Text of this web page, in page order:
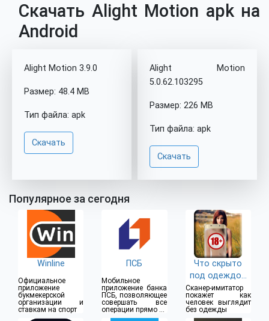
Скачать Alight Motion apk на
Android
Alight Motion 3.9.0
Размер: 48.4 MB
Тип файла: apk
Скачать
Alight Motion
5.0.62.103295
Размер: 226 MB
Тип файла: apk
Скачать
Популярное за сегодня
Winline
Официальное
приложение
букмекерской
организации и
ставкам на спорт
ПСБ
Мобильное
приложение банка
ПСБ, позволяющее
совершать все
операции прямо из
дома
Что скрыто
под одеждой
(18+)
Сканер-имитатор
покажет как
человек выглядит
без одежды